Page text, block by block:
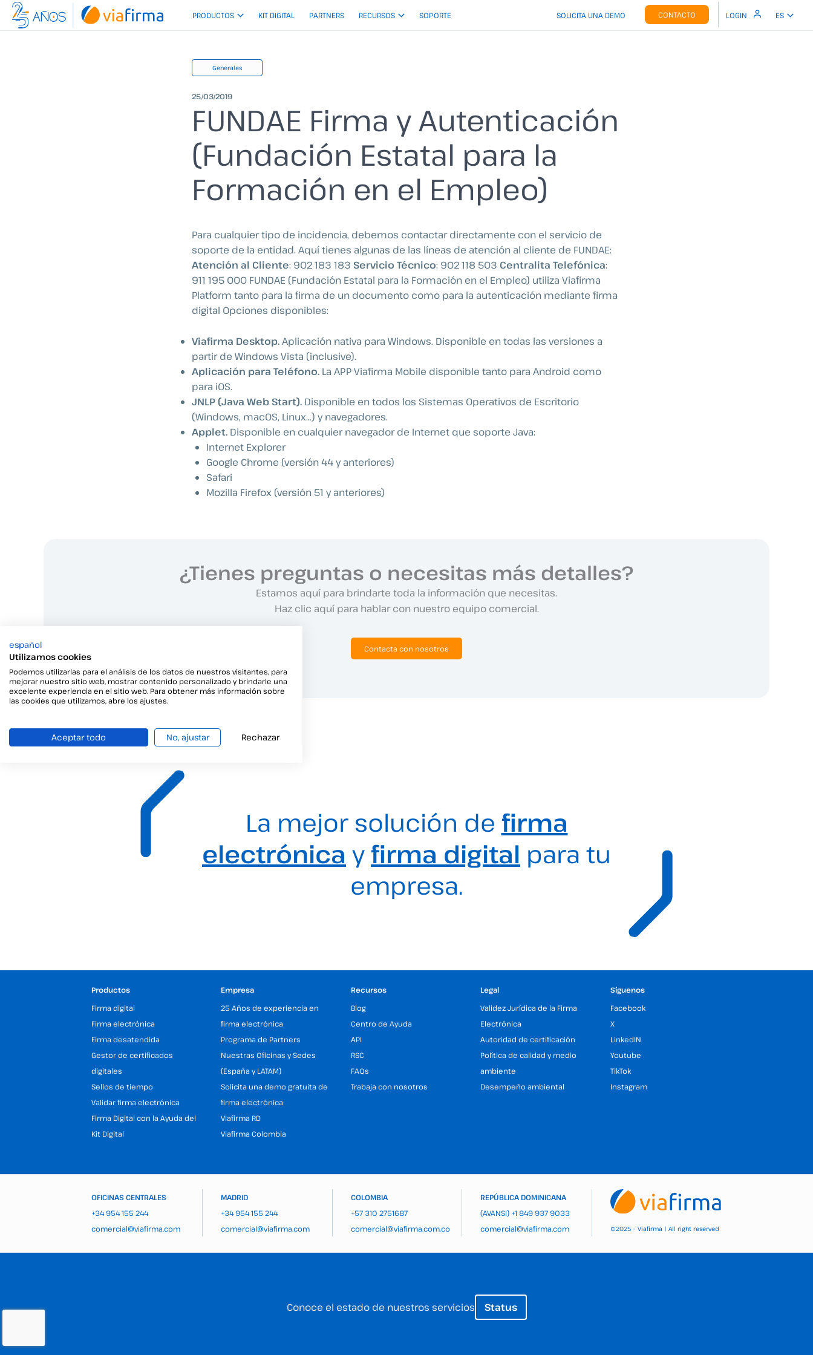
PRODUCTOS KIT DIGITAL PARTNERS RECURSOS SOPORTE SOLICITA UNA DEMO CONTACTO LOGIN ES
Generales
25/03/2019
FUNDAE Firma y Autenticación
(Fundación Estatal para la
Formación en el Empleo)
Para cualquier tipo de incidencia, debemos contactar directamente con el servicio de
soporte de la entidad. Aquí tienes algunas de las líneas de atención al cliente de FUNDAE:
Atención al Cliente: 902 183 183 Servicio Técnico: 902 118 503 Centralita Telefónica:
911 195 000 FUNDAE (Fundación Estatal para la Formación en el Empleo) utiliza Viafirma
Platform tanto para la firma de un documento como para la autenticación mediante firma
digital Opciones disponibles:
Viafirma Desktop.Aplicación nativa para Windows. Disponible en todas las versiones a
partir de Windows Vista (inclusive).
Aplicación para Teléfono. La APP Viafirma Mobile disponible tanto para Android como
para iOS.
JNLP (Java Web Start). Disponible en todos los Sistemas Operativos de Escritorio
(Windows, macOS, Linux…) y navegadores.
Applet. Disponible en cualquier navegador de Internet que soporte Java:
Internet Explorer
Google Chrome (versión 44 y anteriores)
Safari
Mozilla Firefox (versión 51 y anteriores)
¿Tienes preguntas o necesitas más detalles?
Estamos aquí para brindarte toda la información que necesitas.
Haz clic aquí para hablar con nuestro equipo comercial.
Contacta con nosotros
La mejor solución de firma
electrónica yfirma digital para tu
empresa.
Productos
Firma digital
Firma electrónica
Firma desatendida
Gestor de certificados
digitales
Sellos de tiempo
Validar firma electrónica
Firma Digital con la Ayuda del
Kit Digital
Empresa
25 Años de experiencia en
firma electrónica
Programa de Partners
Nuestras Oficinas y Sedes
(España y LATAM)
Solicita una demo gratuita de
firma electrónica
Viafirma RD
Viafirma Colombia
Recursos
Blog
Centro de Ayuda
API
RSC
FAQs
Trabaja con nosotros
Legal
Validez Jurídica de la Firma
Electrónica
Autoridad de certificación
Política de calidad y medio
ambiente
Desempeño ambiental
Síguenos
Facebook
X
LinkedIN
Youtube
TikTok
Instagram
OFICINAS CENTRALES
+34 954 155 244
comercial@viafirma.com
MADRID
+34 954 155 244
comercial@viafirma.com
COLOMBIA
+57 310 2751687
comercial@viafirma.com.co
REPÚBLICA DOMINICANA
(AVANSI) +1 849 937 9033
comercial@viafirma.com
©2025 – Viafirma | All right reserved
Conoce el estado de nuestros servicios Status
español
Utilizamos cookies
Podemos utilizarlas para el análisis de los datos de nuestros visitantes, para
mejorar nuestro sitio web, mostrar contenido personalizado y brindarle una
excelente experiencia en el sitio web. Para obtener más información sobre
las cookies que utilizamos, abre los ajustes.
Aceptar todo No, ajustar Rechazar